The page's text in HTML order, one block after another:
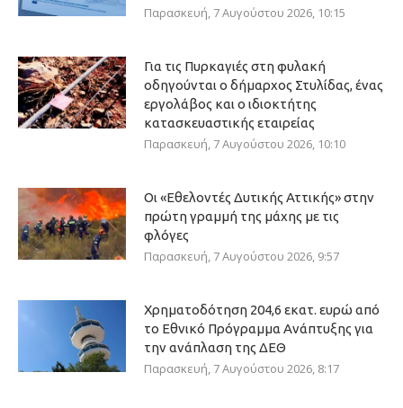
Παρασκευή, 7 Αυγούστου 2026, 10:15
Για τις Πυρκαγιές στη φυλακή
οδηγούνται ο δήμαρχος Στυλίδας, ένας
εργολάβος και ο ιδιοκτήτης
κατασκευαστικής εταιρείας
Παρασκευή, 7 Αυγούστου 2026, 10:10
Οι «Εθελοντές Δυτικής Αττικής» στην
πρώτη γραμμή της μάχης με τις
φλόγες
Παρασκευή, 7 Αυγούστου 2026, 9:57
Χρηματοδότηση 204,6 εκατ. ευρώ από
το Εθνικό Πρόγραμμα Ανάπτυξης για
την ανάπλαση της ΔΕΘ
Παρασκευή, 7 Αυγούστου 2026, 8:17